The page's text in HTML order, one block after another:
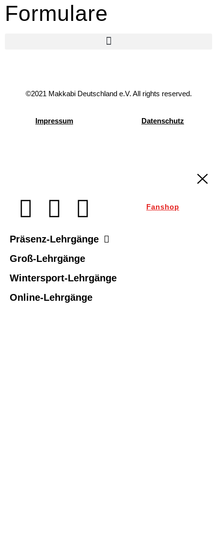
Formulare
©2021 Makkabi Deutschland e.V. All rights reserved.
Impressum Datenschutz
Fanshop
Präsenz-Lehrgänge
Groß-Lehrgänge
Wintersport-Lehrgänge
Online-Lehrgänge